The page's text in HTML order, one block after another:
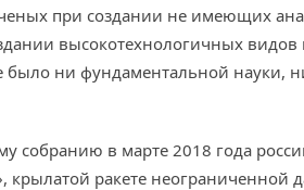
при создании не имеющих
высокотехнологичных
было ни фундаментальной
собранию в марте 2018 года
крылатой ракете